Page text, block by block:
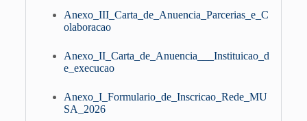
Anexo_III_Carta_de_Anuencia_Parcerias_e_C
olaboracao
Anexo_II_Carta_de_Anuencia___Instituicao_d
e_execucao
Anexo_I_Formulario_de_Inscricao_Rede_MU
SA_2026